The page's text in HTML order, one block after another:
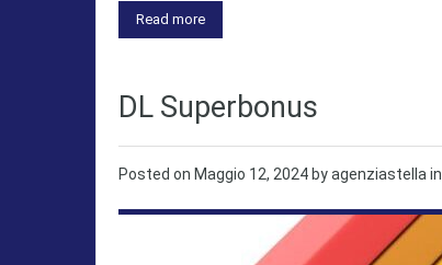
Read more
DL Superbonus
Posted on Maggio 12, 2024 byagenziastellain